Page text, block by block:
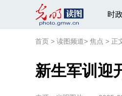
时政
首页 > 读图频道> 焦点 > 正
新生军训迎